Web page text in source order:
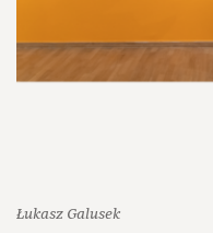
Łukasz Galusek